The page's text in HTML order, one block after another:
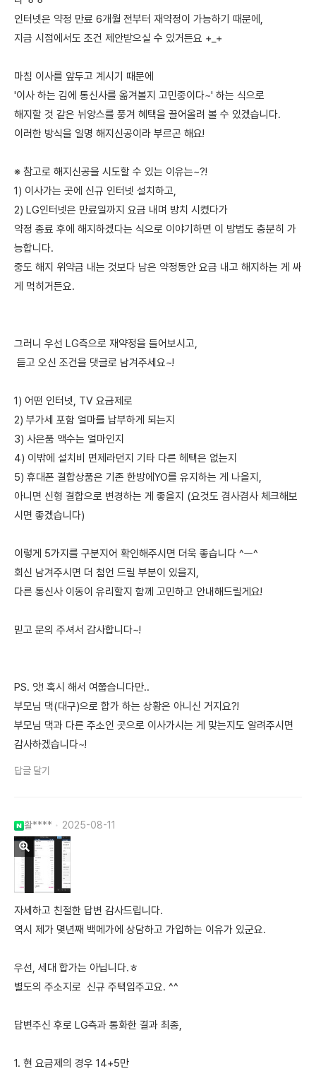
인터넷은 약정 만료 6개월 전부터 재약정이 가능하기 때문에,
지금 시점에서도 조건 제안받으실 수 있거든요 +_+
마침 이사를 앞두고 계시기 때문에
'이사 하는 김에 통신사를 옮겨볼지 고민중이다~' 하는 식으로
해지할 것 같은 뉘앙스를 풍겨 혜택을 끌어올려 볼 수 있겠습니다.
이러한 방식을 일명 해지신공이라 부르곤 해요!
※ 참고로 해지신공을 시도할 수 있는 이유는~?!
1) 이사가는 곳에 신규 인터넷 설치하고,
2) LG인터넷은 만료일까지 요금 내며 방치 시켰다가
약정 종료 후에 해지하겠다는 식으로 이야기하면 이 방법도 충분히 가
능합니다.
중도 해지 위약금 내는 것보다 남은 약정동안 요금 내고 해지하는 게 싸
게 먹히거든요.
그러니 우선 LG측으로 재약정을 들어보시고,
듣고 오신 조건을 댓글로 남겨주세요~!
1) 어떤 인터넷, TV 요금제로
2) 부가세 포함 얼마를 납부하게 되는지
3) 사은품 액수는 얼마인지
4) 이밖에 설치비 면제라던지 기타 다른 헤택은 없는지
5) 휴대폰 결합상품은 기존 한방에YO를 유지하는 게 나을지,
아니면 신형 결합으로 변경하는 게 좋을지 (요것도 겸사겸사 체크해보
시면 좋겠습니다)
이렇게 5가지를 구분지어 확인해주시면 더욱 좋습니다 ^ㅡ^
회신 남겨주시면 더 첨언 드릴 부분이 있을지,
다른 통신사 이동이 유리할지 함께 고민하고 안내해드릴게요!
믿고 문의 주셔서 감사합니다~!
PS. 앗! 혹시 해서 여쭙습니다만..
부모님 댁(대구)으로 합가 하는 상황은 아니신 거지요?!
부모님 댁과 다른 주소인 곳으로 이사가시는 게 맞는지도 알려주시면
감사하겠습니다~!
답글 달기
활**** 2025-08-11
자세하고 친절한 답변 감사드립니다.
역시 제가 몇년째 백메가에 상담하고 가입하는 이유가 있군요.
우선, 세대 합가는 아닙니다.ㅎ
별도의 주소지로 신규 주택입주고요. ^^
답변주신 후로 LG측과 통화한 결과 최종,
1. 현 요금제의 경우 14+5만